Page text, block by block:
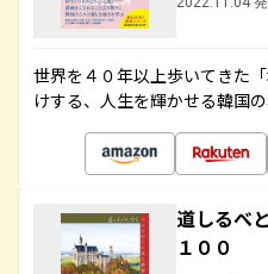
世界を４０年以上歩いてきた
けする、人生を輝かせる韓国
道しるべ
１００